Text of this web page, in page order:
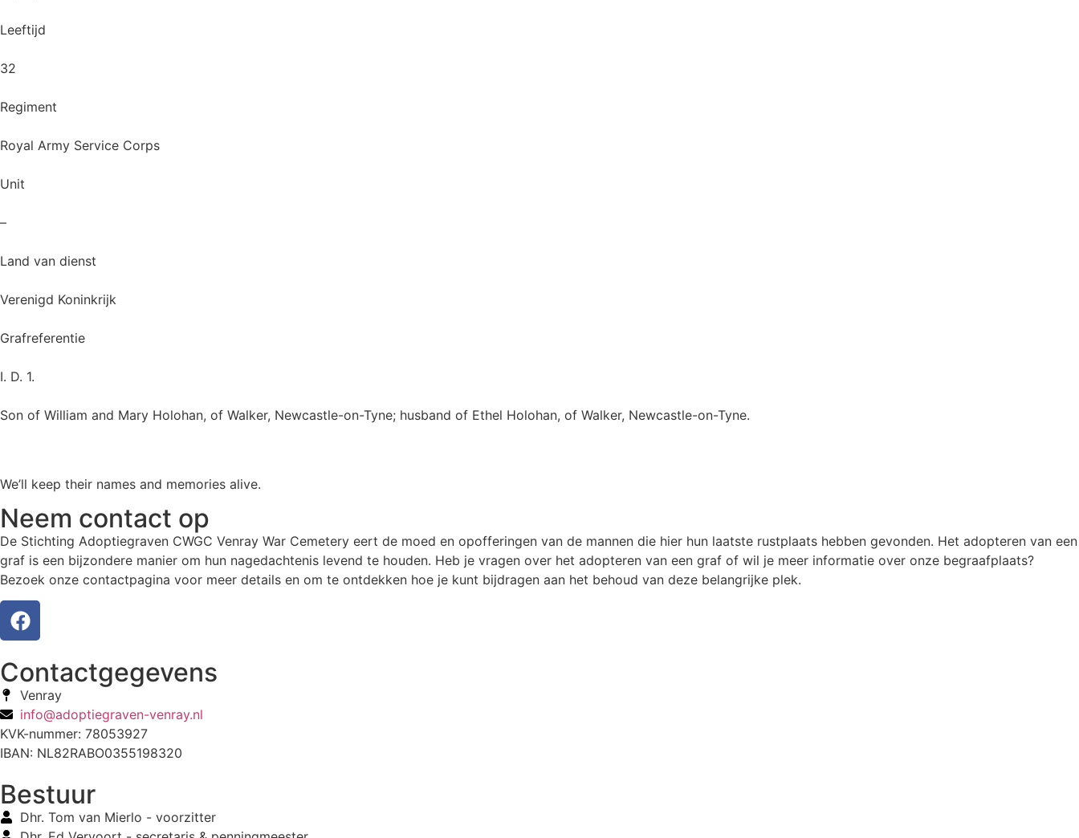
Leeftijd
32
Regiment
Royal Army Service Corps
Unit
–
Land van dienst
Verenigd Koninkrijk
Grafreferentie
I. D. 1.
Son of William and Mary Holohan, of Walker, Newcastle-on-Tyne; husband of Ethel Holohan, of Walker, Newcastle-on-Tyne.
We’ll keep their names and memories alive.
Neem contact op
De Stichting Adoptiegraven CWGC Venray War Cemetery eert de moed en opofferingen van de mannen die hier hun laatste rustplaats hebben gevonden. Het adopteren van een
graf is een bijzondere manier om hun nagedachtenis levend te houden. Heb je vragen over het adopteren van een graf of wil je meer informatie over onze begraafplaats?
Bezoek onze contactpagina voor meer details en om te ontdekken hoe je kunt bijdragen aan het behoud van deze belangrijke plek.
Contactgegevens
Venray
info@adoptiegraven-venray.nl
KVK-nummer: 78053927
IBAN: NL82RABO0355198320
Bestuur
Dhr. Tom van Mierlo - voorzitter